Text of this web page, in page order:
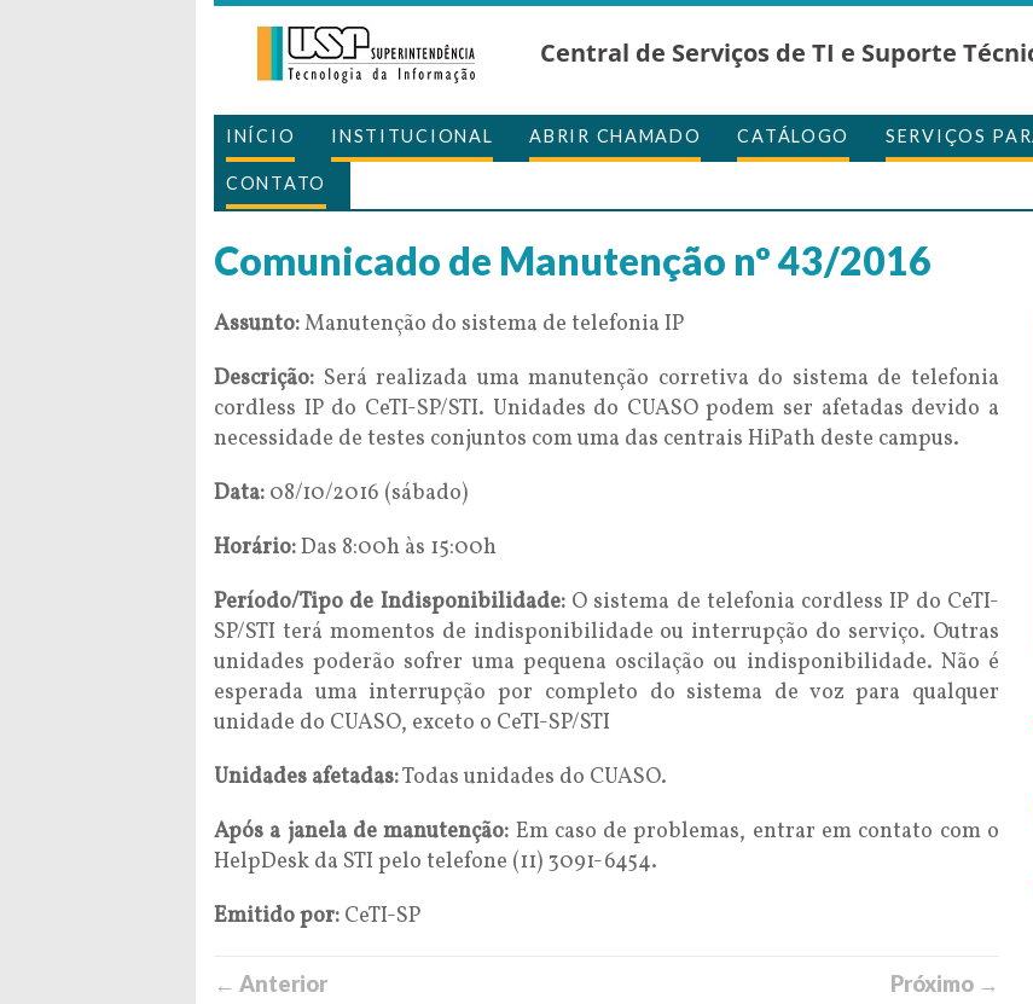
Central de Serviços de TI e Suporte
INÍCIO INSTITUCIONAL ABRIR CHAMADO CATÁLOGO SERVIÇOS
CONTATO
Comunicado de Manutenção nº 43/2016
Assunto:Manutenção do sistema de telefonia IP
Descrição: Será realizada uma manutenção corretiva do sistema de telefonia
cordless IP do CeTI-SP/STI. Unidades do CUASO podem ser afetadas devido a
necessidade de testes conjuntos com uma das centrais HiPath deste campus.
Data: 08/10/2016 (sábado)
Horário:Das 8:00h às 15:00h
Período/Tipo de Indisponibilidade:O sistema de telefonia cordless IP do CeTI-
SP/STI terá momentos de indisponibilidade ou interrupção do serviço. Outras
unidades poderão sofrer uma pequena oscilação ou indisponibilidade. Não é
esperada uma interrupção por completo do sistema de voz para qualquer
unidade do CUASO, exceto o CeTI-SP/STI
Unidades afetadas:Todas unidades do CUASO.
Após a janela de manutenção: Em caso de problemas, entrar em contato com o
HelpDesk da STI pelo telefone (11) 3091-6454.
Emitido por: CeTI-SP
← Anterior Próximo →